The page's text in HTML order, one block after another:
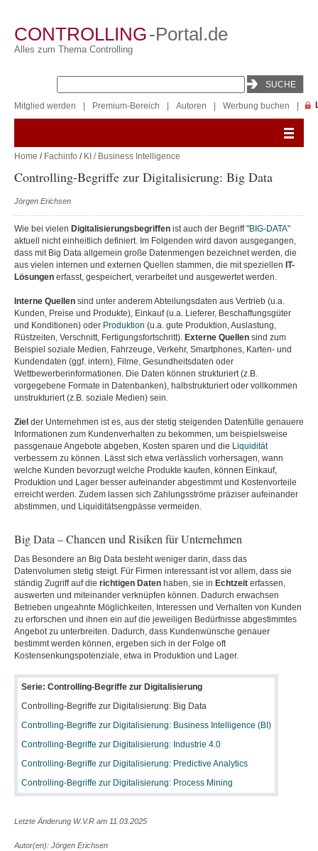
CONTROLLING-Portal.de
Alles zum Thema Controlling
Mitglied werden Premium-Bereich Autoren Werbung buchen
Home / Fachinfo / KI / Business Intelligence
Controlling-Begriffe zur Digitalisierung: Big Data
Jörgen Erichsen
Wie bei vielen Digitalisierungsbegriffen ist auch der Begriff "BIG-DATA"
aktuell nicht einheitlich definiert. Im Folgenden wird davon ausgegangen,
dass mit Big Data allgemein große Datenmengen bezeichnet werden, die
aus vielen internen und externen Quellen stammen, die mit speziellen IT-
Lösungen erfasst, gespeichert, verarbeitet und ausgewertet werden.
Interne Quellen sind unter anderem Abteilungsdaten aus Vertrieb (u.a.
Kunden, Preise und Produkte), Einkauf (u.a. Lieferer, Beschaffungsgüter
und Konditionen) oder Produktion (u.a. gute Produktion, Auslastung,
Rüstzeiten, Verschnitt, Fertigungsfortschritt). Externe Quellen sind zum
Beispiel soziale Medien, Fahrzeuge, Verkehr, Smartphones, Karten- und
Kundendaten (ggf. intern), Filme, Gesundheitsdaten oder
Wettbewerberinformationen. Die Daten können strukturiert (z.B.
vorgegebene Formate in Datenbanken), halbstrukturiert oder vollkommen
unstrukturiert (z.B. soziale Medien) sein.
Ziel der Unternehmen ist es, aus der stetig steigenden Datenfülle genauere
Informationen zum Kundenverhalten zu bekommen, um beispielsweise
passgenaue Angebote abgeben, Kosten sparen und die Liquidität
verbessern zu können. Lässt sich etwa verlässlich vorhersagen, wann
welche Kunden bevorzugt welche Produkte kaufen, können Einkauf,
Produktion und Lager besser aufeinander abgestimmt und Kostenvorteile
erreicht werden. Zudem lassen sich Zahlungsströme präziser aufeinander
abstimmen, und Liquiditätsengpässe vermeiden.
Big Data – Chancen und Risiken für Unternehmen
Das Besondere an Big Data besteht weniger darin, dass das
Datenvolumen stetig steigt. Für Firmen interessant ist vor allem, dass sie
ständig Zugriff auf die richtigen Daten haben, sie in Echtzeit erfassen,
auswerten und miteinander verknüpfen können. Dadurch erwachsen
Betrieben ungeahnte Möglichkeiten, Interessen und Verhalten von Kunden
zu erforschen und ihnen ein auf die jeweiligen Bedürfnisse abgestimmtes
Angebot zu unterbreiten. Dadurch, dass Kundenwünsche genauer
bestimmt werden können, ergeben sich in der Folge oft
Kostensenkungspotenziale, etwa in Produktion und Lager.
Serie: Controlling-Begriffe zur Digitalisierung
Controlling-Begriffe zur Digitalisierung: Big Data
Controlling-Begriffe zur Digitalisierung: Business Intelligence (BI)
Controlling-Begriffe zur Digitalisierung: Industrie 4.0
Controlling-Begriffe zur Digitalisierung: Predictive Analytics
Controlling-Begriffe zur Digitalisierung: Process Mining
Letzte Änderung W.V.R am 11.03.2025
Autor(en): Jörgen Erichsen